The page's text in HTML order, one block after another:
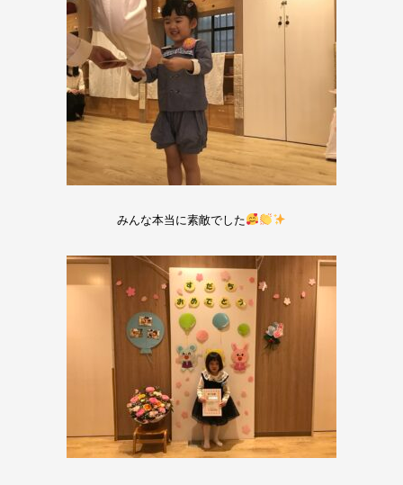
みんな本当に素敵でした